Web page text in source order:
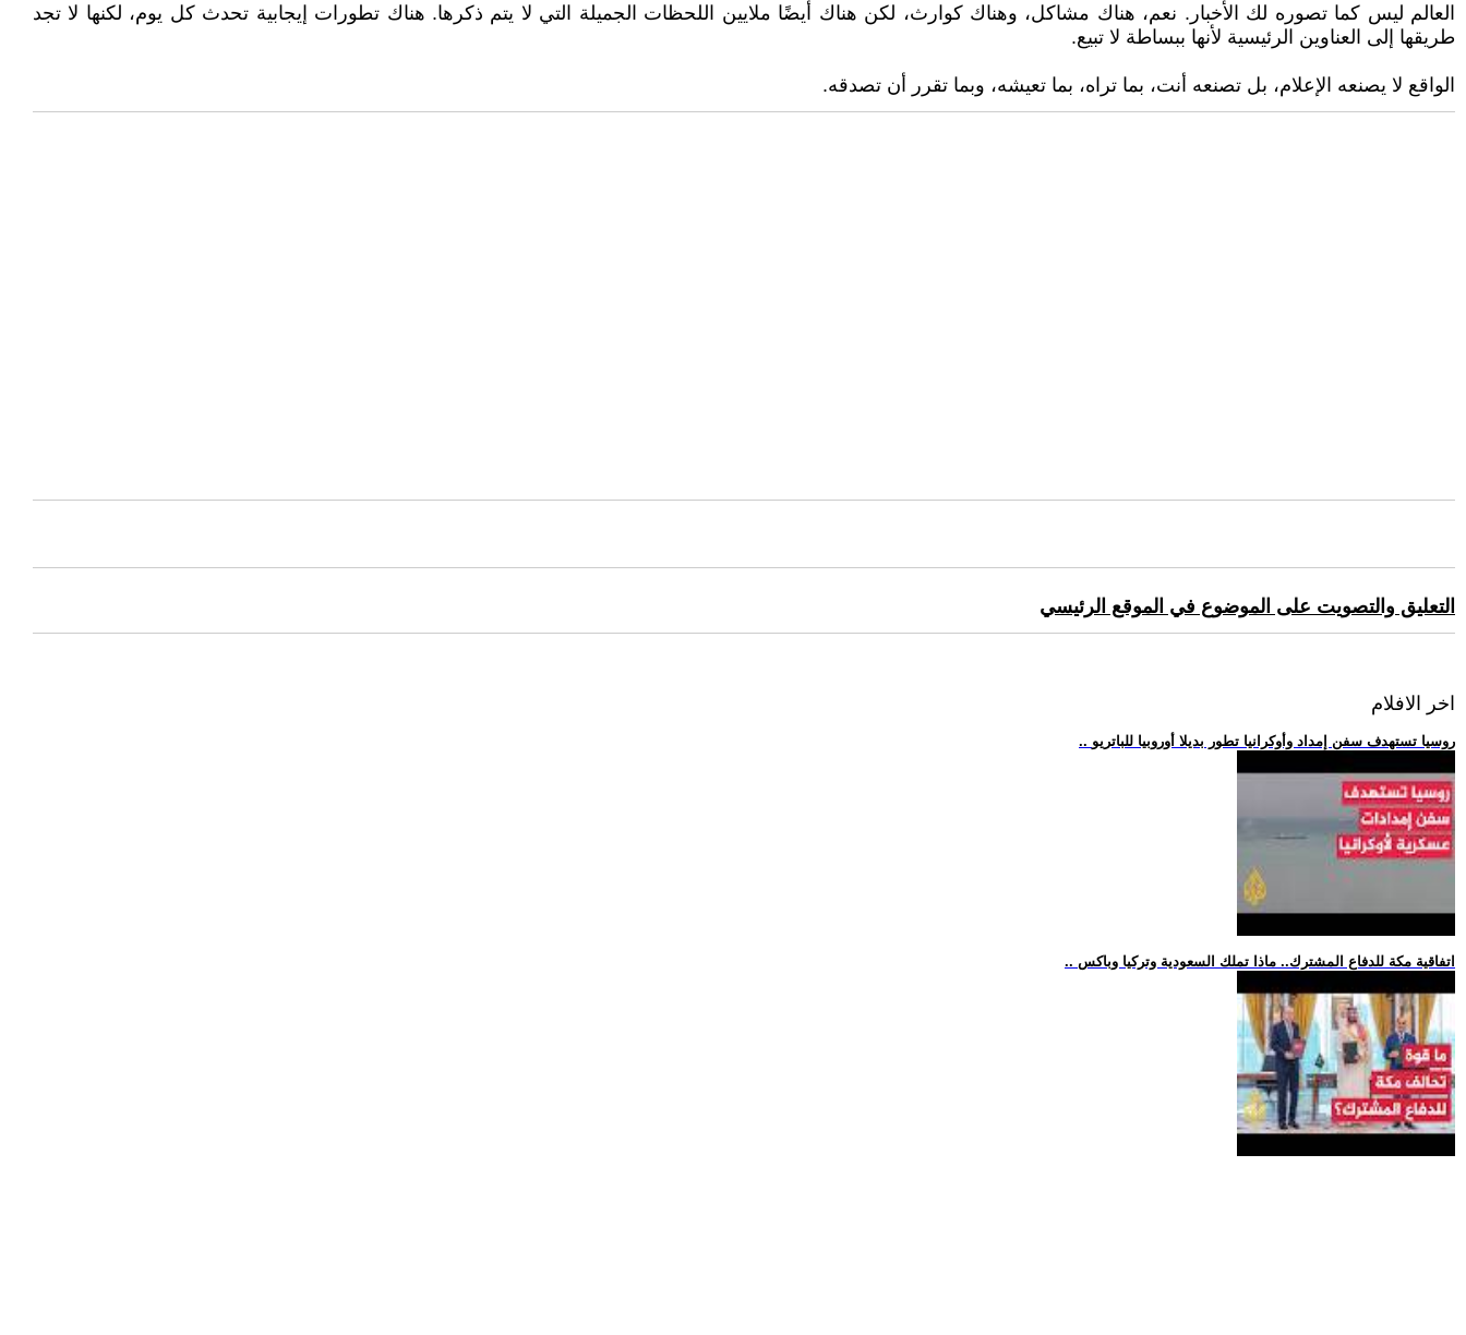
العالم ليس كما تصوره لك الأخبار. نعم، هناك مشاكل، وهناك كوارث، لكن هناك أيضًا ملايين اللحظات الجميلة التي لا يتم ذكرها. هناك تطورات إيجابية تحدث كل يوم، لكنها لا تجد
طريقها إلى العناوين الرئيسية لأنها ببساطة لا تبيع.
الواقع لا يصنعه الإعلام، بل تصنعه أنت، بما تراه، بما تعيشه، وبما تقرر أن تصدقه.
التعليق والتصويت على الموضوع في الموقع الرئيسي
اخر الافلام
.. روسيا تستهدف سفن إمداد وأوكرانيا تطور بديلا أوروبيا للباتريو
.. اتفاقية مكة للدفاع المشترك.. ماذا تملك السعودية وتركيا وباكس